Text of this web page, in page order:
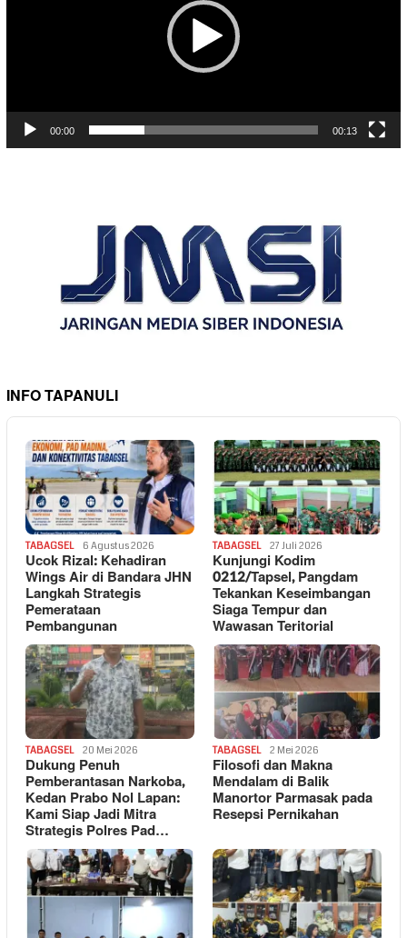
00:00 00:13
INFO TAPANULI
TABAGSEL 6 Agustus 2026
Ucok Rizal: Kehadiran
Wings Air di Bandara JHN
Langkah Strategis
Pemerataan
Pembangunan
TABAGSEL 27 Juli 2026
Kunjungi Kodim
0212/Tapsel, Pangdam
Tekankan Keseimbangan
Siaga Tempur dan
Wawasan Teritorial
TABAGSEL 20 Mei 2026
Dukung Penuh
Pemberantasan Narkoba,
Kedan Prabo Nol Lapan:
Kami Siap Jadi Mitra
Strategis Polres Pad…
TABAGSEL 2 Mei 2026
Filosofi dan Makna
Mendalam di Balik
Manortor Parmasak pada
Resepsi Pernikahan